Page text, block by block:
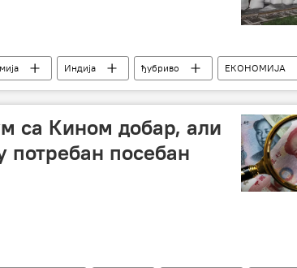
Индија ђубриво ЕКОНОМИЈА
са Кином добар, али
потребан посебан